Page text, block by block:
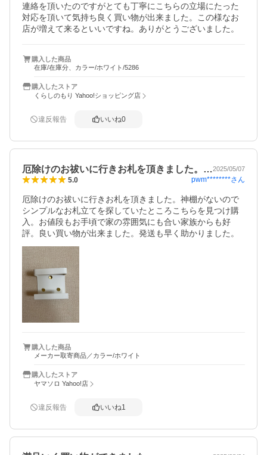
連絡を頂いたのですがとても丁寧にこちらの立場にたった
対応を頂いて気持ち良く買い物が出来ました。この様なお
店が増えて来るといいですね。ありがとうございました。
購入した商品
在庫/在庫分、カラー/ホワイト/5286
購入したストア
くらしのもり Yahoo!ショッピング店
違反報告 いいね0
厄除けのお祓いに行きお札を頂きました。…2025/05/07
5.0 pwm********さん
厄除けのお祓いに行きお札を頂きました。神棚がないので
シンプルなお札立てを探していたところこちらを見つけ購
入。お値段もお手頃で家の雰囲気にも合い家族からも好
評。良い買い物が出来ました。発送も早く助かりました。
購入した商品
メーカー取寄商品／カラー/ホワイト
購入したストア
ヤマソロ Yahoo!店
違反報告 いいね1